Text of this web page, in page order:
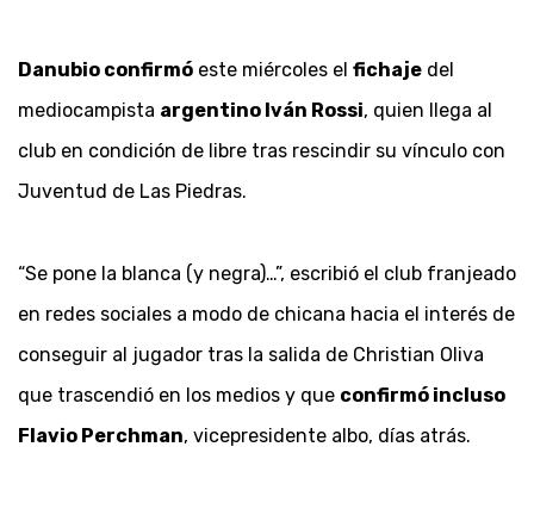
Danubio confirmó este miércoles el fichaje del
mediocampista argentino Iván Rossi, quien llega al
club en condición de libre tras rescindir su vínculo con
Juventud de Las Piedras.
“Se pone la blanca (y negra)…”, escribió el club franjeado
en redes sociales a modo de chicana hacia el interés de
conseguir al jugador tras la salida de Christian Oliva
que trascendió en los medios y que confirmó incluso
Flavio Perchman, vicepresidente albo, días atrás.